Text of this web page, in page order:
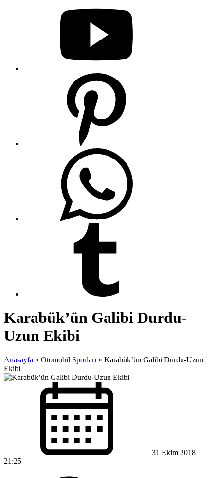
Karabük’ün Galibi Durdu-
Uzun Ekibi
Anasayfa » Otomobil Sporları » Karabük’ün Galibi Durdu-Uzun
Ekibi
31 Ekim 2018
21:25